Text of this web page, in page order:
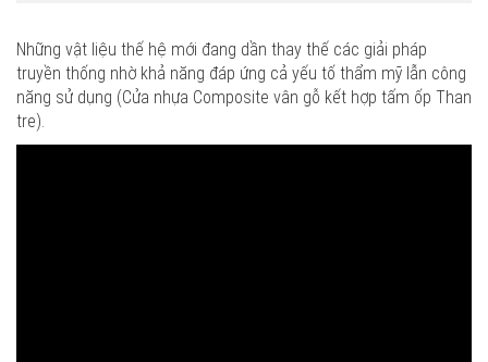
Những vật liệu thế hệ mới đang dần thay thế các giải pháp
truyền thống nhờ khả năng đáp ứng cả yếu tố thẩm mỹ lẫn công
năng sử dụng (Cửa nhựa Composite vân gỗ kết hợp tấm ốp Than
tre).